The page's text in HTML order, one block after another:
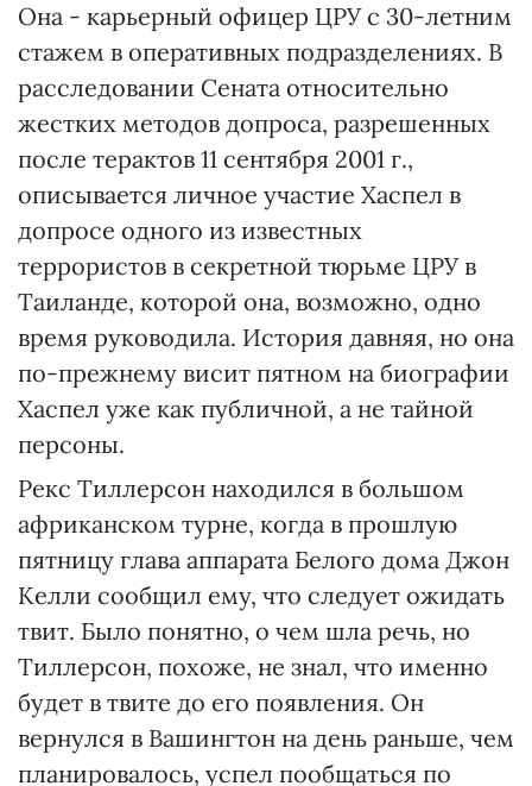
Она - карьерный офицер ЦРУ с 30-летним
стажем в оперативных подразделениях. В
расследовании Сената относительно
жестких методов допроса, разрешенных
после терактов 11 сентября 2001 г.,
описывается личное участие Хаспел в
допросе одного из известных
террористов в секретной тюрьме ЦРУ в
Таиланде, которой она, возможно, одно
время руководила. История давняя, но она
по-прежнему висит пятном на биографии
Хаспел уже как публичной, а не тайной
персоны.
Рекс Тиллерсон находился в большом
африканском турне, когда в прошлую
пятницу глава аппарата Белого дома Джон
Келли сообщил ему, что следует ожидать
твит. Было понятно, о чем шла речь, но
Тиллерсон, похоже, не знал, что именно
будет в твите до его появления. Он
вернулся в Вашингтон на день раньше, чем
планировалось, успел пообщаться по